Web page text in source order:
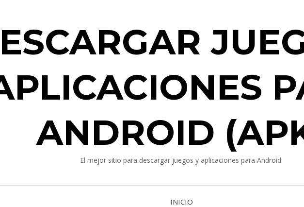
ANDROID
El mejor sitio para descargar juegos y aplicaciones para Android.
INICIO